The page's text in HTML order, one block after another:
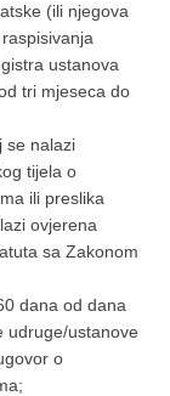
(ili njegova
ustanova
tri mjeseca do
se nalazi
tijela o
ili preslika
ovjerena
sa Zakonom
dana od dana
udruge/ustanove
o